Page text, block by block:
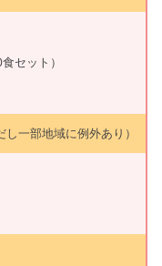
セット）
一部地域に例外あり）